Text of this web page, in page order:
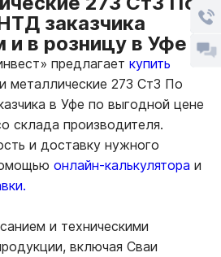
заказчика
и в розницу в Уфе
предлагает купить
металлические 273 Ст3 По
в Уфе по выгодной цене
склада производителя.
и доставку нужного
онлайн-калькулятора и
и техническими
включая Сваи